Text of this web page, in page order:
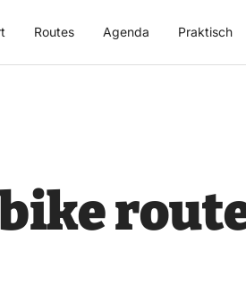
Routes Agenda Praktisch